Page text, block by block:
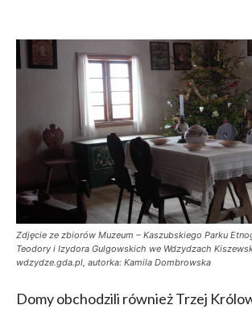
Zdjęcie ze zbiorów Muzeum – Kaszubskiego Parku
Teodory i Izydora Gulgowskich we Wdzydzach
wdzydze.gda.pl, autorka: Kamila Dombrowska
Domy obchodzili również Trzej